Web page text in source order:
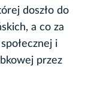
doszło do
a co za
i
przez